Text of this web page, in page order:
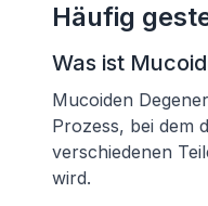
Häufig
Was ist
Mucoiden
Prozess, bei dem
verschiedenen
wird.